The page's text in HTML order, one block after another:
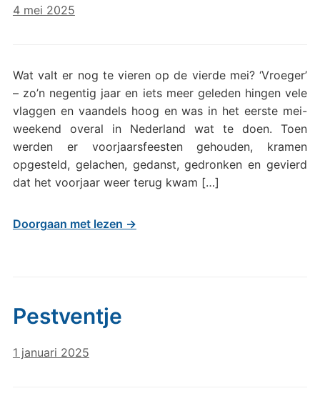
4 mei 2025
Wat valt er nog te vieren op de vierde mei? ‘Vroeger’
– zo’n negentig jaar en iets meer geleden hingen vele
vlaggen en vaandels hoog en was in het eerste mei-
weekend overal in Nederland wat te doen. Toen
werden er voorjaarsfeesten gehouden, kramen
opgesteld, gelachen, gedanst, gedronken en gevierd
dat het voorjaar weer terug kwam […]
Doorgaan met lezen →
Pestventje
1 januari 2025